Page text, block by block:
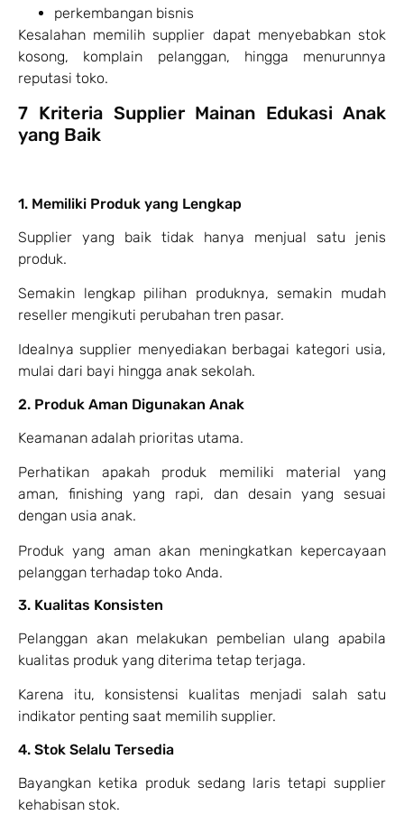
perkembangan bisnis
Kesalahan memilih supplier dapat menyebabkan stok
kosong, komplain pelanggan, hingga menurunnya
reputasi toko.
7 Kriteria Supplier Mainan Edukasi Anak
yang Baik
1. Memiliki Produk yang Lengkap
Supplier yang baik tidak hanya menjual satu jenis
produk.
Semakin lengkap pilihan produknya, semakin mudah
reseller mengikuti perubahan tren pasar.
Idealnya supplier menyediakan berbagai kategori usia,
mulai dari bayi hingga anak sekolah.
2. Produk Aman Digunakan Anak
Keamanan adalah prioritas utama.
Perhatikan apakah produk memiliki material yang
aman, finishing yang rapi, dan desain yang sesuai
dengan usia anak.
Produk yang aman akan meningkatkan kepercayaan
pelanggan terhadap toko Anda.
3. Kualitas Konsisten
Pelanggan akan melakukan pembelian ulang apabila
kualitas produk yang diterima tetap terjaga.
Karena itu, konsistensi kualitas menjadi salah satu
indikator penting saat memilih supplier.
4. Stok Selalu Tersedia
Bayangkan ketika produk sedang laris tetapi supplier
kehabisan stok.